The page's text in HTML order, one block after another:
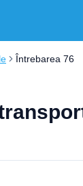
Întrebarea 76